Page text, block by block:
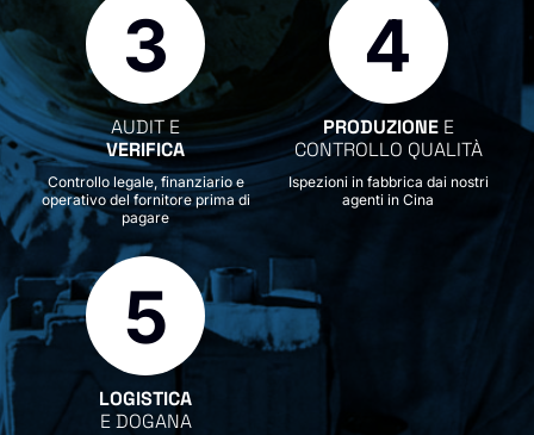
3
AUDIT E
VERIFICA
Controllo legale, finanziario e
operativo del fornitore prima di
pagare
4
PRODUZIONEE
CONTROLLO QUALITÀ
Ispezioni in fabbrica dai nostri
agenti in Cina
5
LOGISTICA
E DOGANA